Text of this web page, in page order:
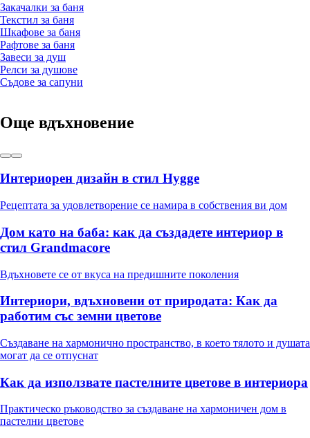
Закачалки за баня
Текстил за баня
Шкафове за баня
Рафтове за баня
Завеси за душ
Релси за душове
Съдове за сапуни
Още вдъхновение
Интериорен дизайн в стил Hygge
Рецептата за удовлетворение се намира в собствения ви дом
Дом като на баба: как да създадете интериор в
стил Grandmacore
Вдъхновете се от вкуса на предишните поколения
Интериори, вдъхновени от природата: Как да
работим със земни цветове
Създаване на хармонично пространство, в което тялото и душата
могат да се отпуснат
Как да използвате пастелните цветове в интериора
Практическо ръководство за създаване на хармоничен дом в
пастелни цветове